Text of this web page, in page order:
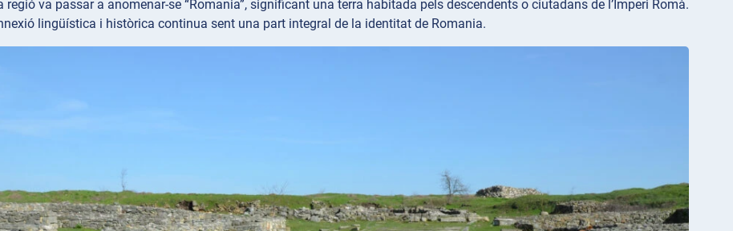
regió va passar a anomenar-se “Romania”, significant una terra habitada pels descendents o ciutadans de l’Imperi Romà.
lingüística i històrica continua sent una part integral de la identitat de Romania.